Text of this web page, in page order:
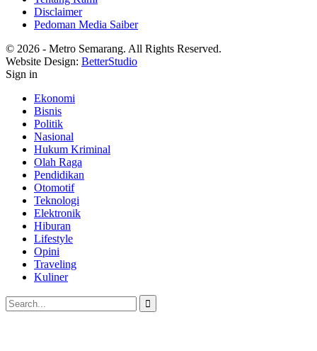
Disclaimer
Pedoman Media Saiber
© 2026 - Metro Semarang. All Rights Reserved.
Website Design: BetterStudio
Sign in
Ekonomi
Bisnis
Politik
Nasional
Hukum Kriminal
Olah Raga
Pendidikan
Otomotif
Teknologi
Elektronik
Hiburan
Lifestyle
Opini
Traveling
Kuliner